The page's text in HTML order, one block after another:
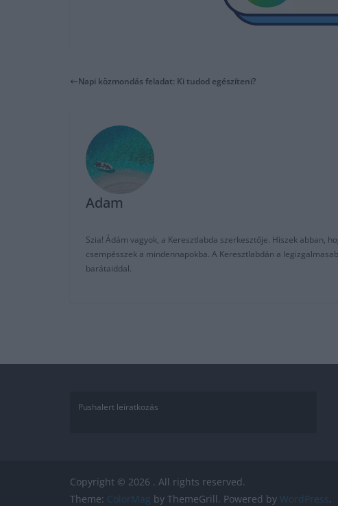
Napi közmondás feladat: Ki tudod egészíteni?
Adam
Szia! Ádám vagyok, a Keresztlabda szerkesztője. Hiszek abban,
csempésszek a mindennapokba. A Keresztlabdán a
barátaiddal.
Pushalert leíratkozás
Copyright © 2026 . All rights reserved.
Theme: ColorMag by ThemeGrill. Powered by WordPress.